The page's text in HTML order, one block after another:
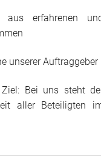
erfahrenen
unserer Auftraggeber
Bei uns steht
aller Beteiligten